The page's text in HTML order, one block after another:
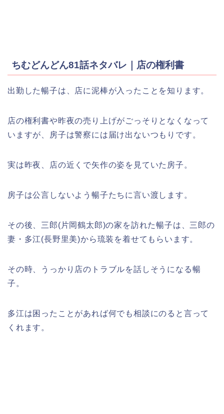
ちむどんどん81話ネタバレ｜店の権利書
出勤した暢子は、店に泥棒が入ったことを知ります。
店の権利書や昨夜の売り上げがごっそりとなくなって
いますが、房子は警察には届け出ないつもりです。
実は昨夜、店の近くで矢作の姿を見ていた房子。
房子は公言しないよう暢子たちに言い渡します。
その後、三郎(片岡鶴太郎)の家を訪れた暢子は、三郎の
妻・多江(長野里美)から琉装を着せてもらいます。
その時、うっかり店のトラブルを話しそうになる暢
子。
多江は困ったことがあれば何でも相談にのると言って
くれます。